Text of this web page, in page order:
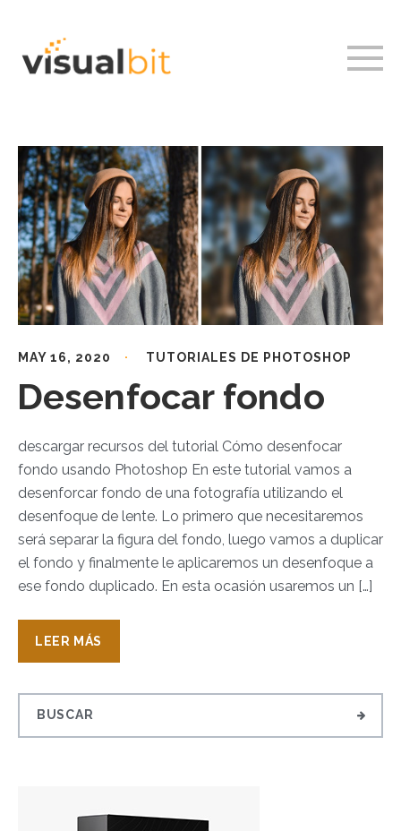
MAY 16, 2020 TUTORIALES DE PHOTOSHOP
Desenfocar fondo
descargar recursos del tutorial Cómo desenfocar
fondo usando Photoshop En este tutorial vamos a
desenforcar fondo de una fotografía utilizando el
desenfoque de lente. Lo primero que necesitaremos
será separar la figura del fondo, luego vamos a duplicar
el fondo y finalmente le aplicaremos un desenfoque a
ese fondo duplicado. En esta ocasión usaremos un […]
LEER MÁS